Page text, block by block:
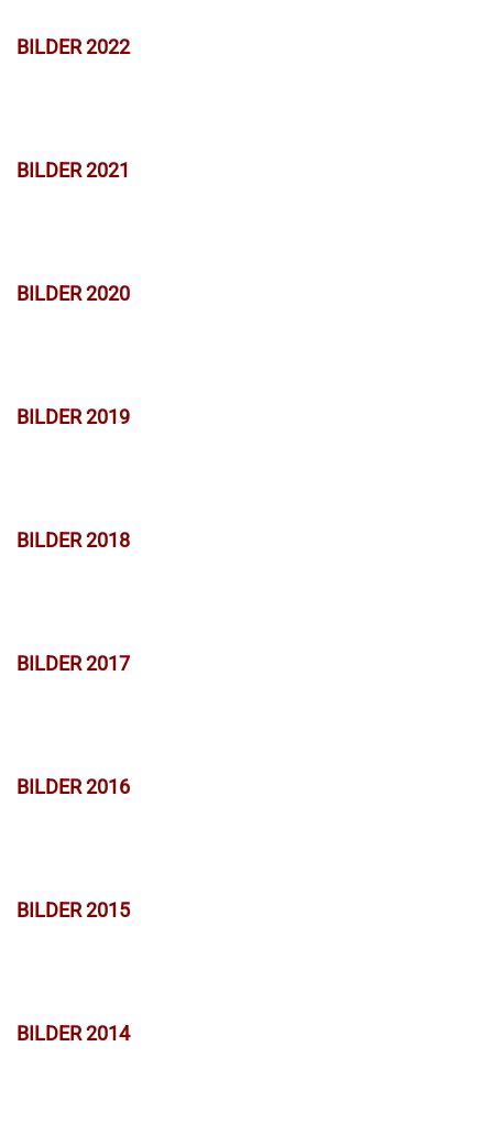
BILDER 2022
BILDER 2021
BILDER 2020
BILDER 2019
BILDER 2018
BILDER 2017
BILDER 2016
BILDER 2015
BILDER 2014